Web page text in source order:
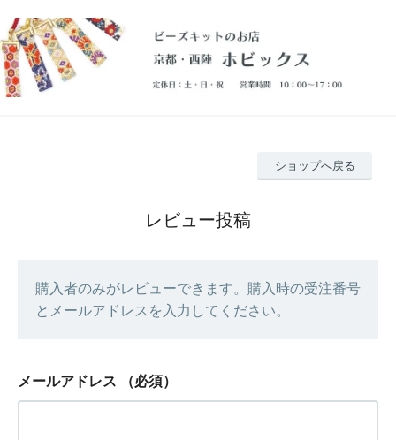
ショップへ戻る
レビュー投稿
購入者のみがレビューできます。購入時の受注番号
とメールアドレスを入力してください。
メールアドレス （必須）